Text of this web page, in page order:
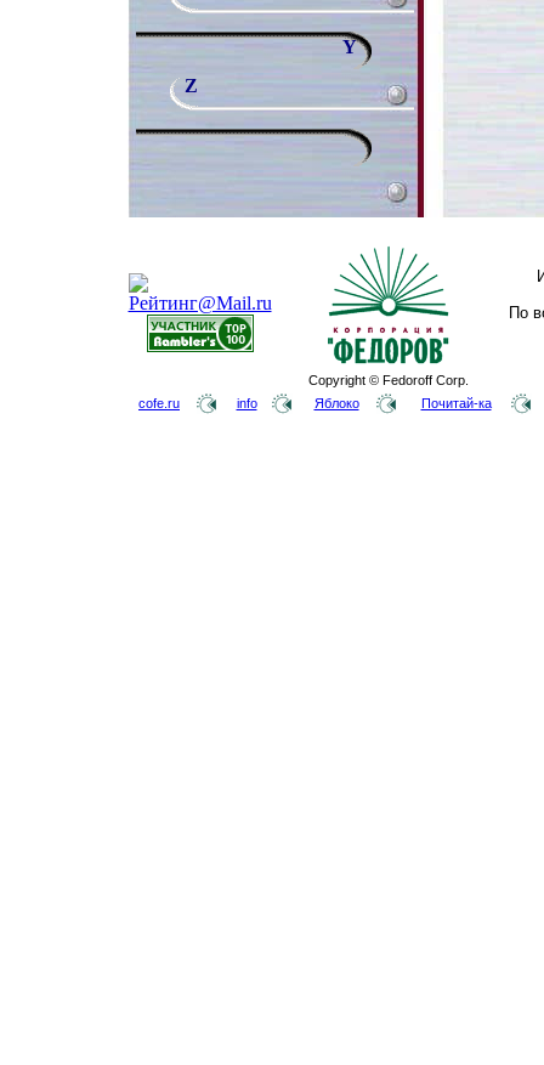
Y
Z
Copyright © Fedoroff Corp.
По
cofe.ru info Яблоко Почитай-ка